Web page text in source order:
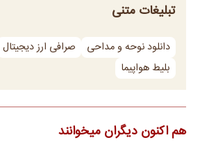
تبلیغات متنی
دانلود نوحه و مداحی صرافی ارز دیجیتال
بلیط هواپیما
هم اکنون دیگران میخوانند